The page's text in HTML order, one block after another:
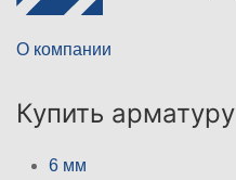
О компании
Купить арматуру
6 мм